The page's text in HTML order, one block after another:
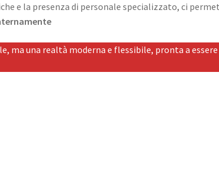
e la presenza di personale specializzato, ci
ma una realtà moderna e flessibile, pronta a